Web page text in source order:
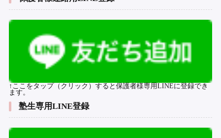
↑ここをタップ（クリック）すると保護者様専用LINEに登録でき
ます。
塾生専用LINE登録